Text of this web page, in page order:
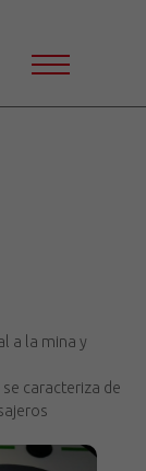
a la mina y
caracteriza de